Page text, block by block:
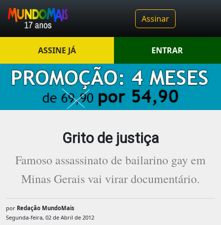
Assinar
ASSINE JÁ ENTRAR
Grito de justiça
Famoso assassinato de bailarino gay em
Minas Gerais vai virar documentário.
por Redação MundoMais
Segunda-feira, 02 de Abril de 2012